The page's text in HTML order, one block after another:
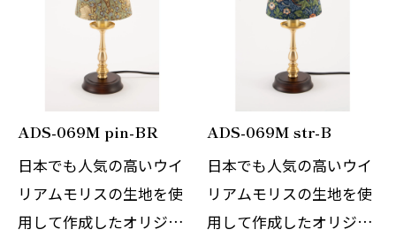
ルスタンドは、日本の伝
統切子ガラス…
くの人々を魅了し続けて
います。 中で…
ADS-069M pin-BR
日本でも人気の高いウイ
リアムモリスの生地を使
用して作成したオリジナ
ADS-069M str-B
日本でも人気の高いウイ
リアムモリスの生地を使
用して作成したオリジナ